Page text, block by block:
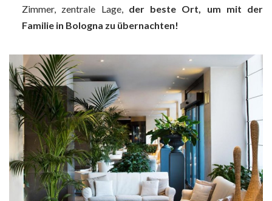
Zimmer, zentrale Lage, der beste Ort, um mit der
Familie in Bologna zu übernachten!